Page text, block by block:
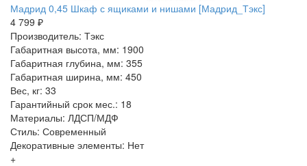
Мадрид 0,45 Шкаф с ящиками и нишами [Мадрид_Тэкс]
4 799 ₽
Производитель: Тэкс
Габаритная высота, мм: 1900
Габаритная глубина, мм: 355
Габаритная ширина, мм: 450
Вес, кг: 33
Гарантийный срок мес.: 18
Материалы: ЛДСП/МДФ
Стиль: Современный
Декоративные элементы: Нет
+